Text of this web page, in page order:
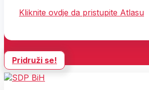
Kliknite ovdje da pristupite Atlasu
Pridruži se!